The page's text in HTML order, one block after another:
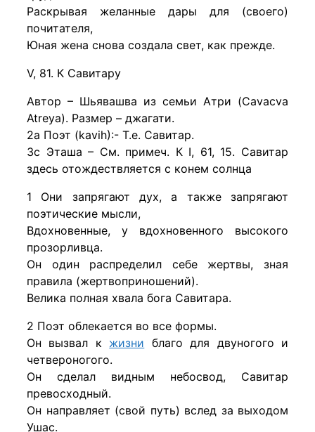
Раскрывая желанные дары для (своего)
почитателя,
Юная жена снова создала свет, как прежде.
V, 81. К Савитару
Автор – Шьявашва из семьи Атри (Cavacva
Atreya). Размер – джагати.
2a Поэт (kavih):- Т.е. Савитар.
3c Эташа – См. примеч. К I, 61, 15. Савитар
здесь отождествляется с конем солнца
1 Они запрягают дух, а также запрягают
поэтические мысли,
Вдохновенные, у вдохновенного высокого
прозорливца.
Он один распределил себе жертвы, зная
правила (жертвоприношений).
Велика полная хвала бога Савитара.
2 Поэт облекается во все формы.
Он вызвал к жизни благо для двуногого и
четвероногого.
Он сделал видным небосвод, Савитар
превосходный.
Он направляет (свой путь) вслед за выходом
Ушас.